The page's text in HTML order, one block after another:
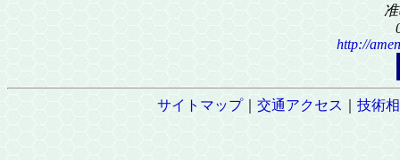
http://
サイトマップ｜ 交通アクセス 技術